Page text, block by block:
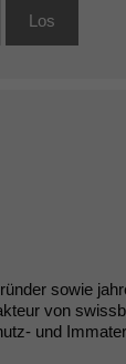
sowie
von
und